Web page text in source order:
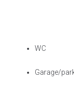
WC
Garage/